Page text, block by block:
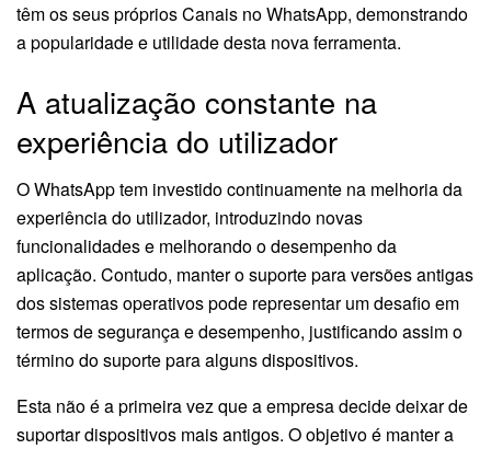
têm os seus próprios Canais no WhatsApp, demonstrando
a popularidade e utilidade desta nova ferramenta.
A atualização constante na
experiência do utilizador
O WhatsApp tem investido continuamente na melhoria da
experiência do utilizador, introduzindo novas
funcionalidades e melhorando o desempenho da
aplicação. Contudo, manter o suporte para versões antigas
dos sistemas operativos pode representar um desafio em
termos de segurança e desempenho, justificando assim o
término do suporte para alguns dispositivos.
Esta não é a primeira vez que a empresa decide deixar de
suportar dispositivos mais antigos. O objetivo é manter a